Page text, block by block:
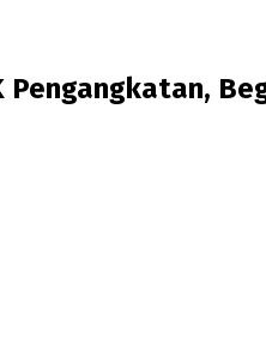
Pengangkatan,